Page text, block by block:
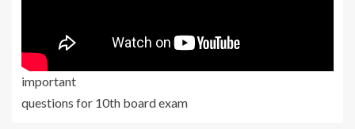
important
questions for 10th board exam